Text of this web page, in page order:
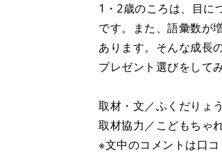
1・2歳のころは、目に
です。また、語彙数が
あります。そんな成長
プレゼント選びをして
取材・文／ふくだりょ
取材協力／こどもちゃ
※文中のコメントは口